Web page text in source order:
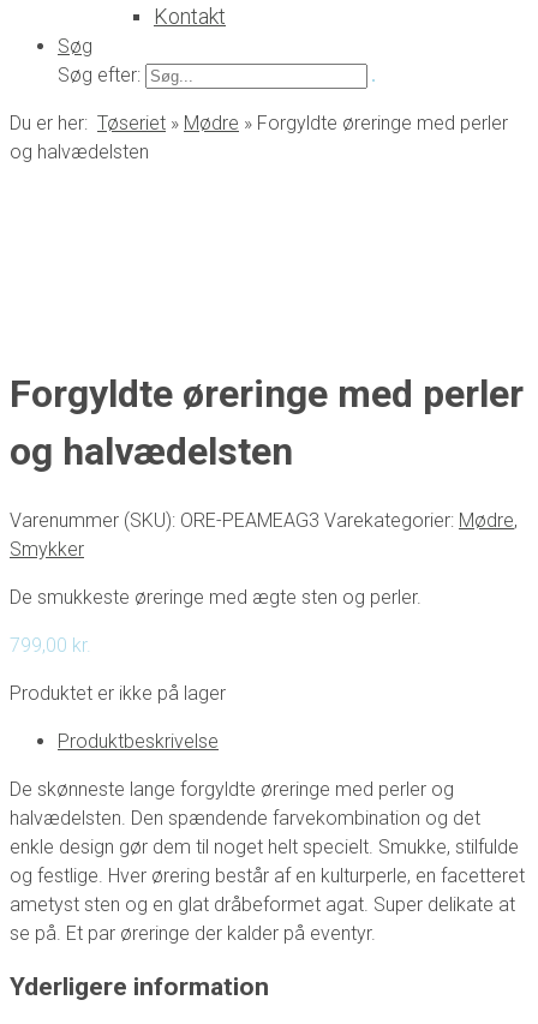
Kontakt
Søg
Søg efter:
Du er her: Tøseriet » Mødre » Forgyldte øreringe med perler
og halvædelsten
Forgyldte øreringe med perler
og halvædelsten
Varenummer (SKU): ORE-PEAMEAG3 Varekategorier: Mødre,
Smykker
De smukkeste øreringe med ægte sten og perler.
799,00 kr.
Produktet er ikke på lager
Produktbeskrivelse
De skønneste lange forgyldte øreringe med perler og
halvædelsten. Den spændende farvekombination og det
enkle design gør dem til noget helt specielt. Smukke, stilfulde
og festlige. Hver ørering består af en kulturperle, en facetteret
ametyst sten og en glat dråbeformet agat. Super delikate at
se på. Et par øreringe der kalder på eventyr.
Yderligere information